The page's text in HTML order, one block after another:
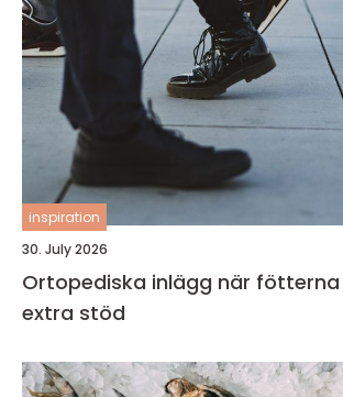
inspiration
30. July 2026
Ortopediska inlägg när fötterna behöver
extra stöd